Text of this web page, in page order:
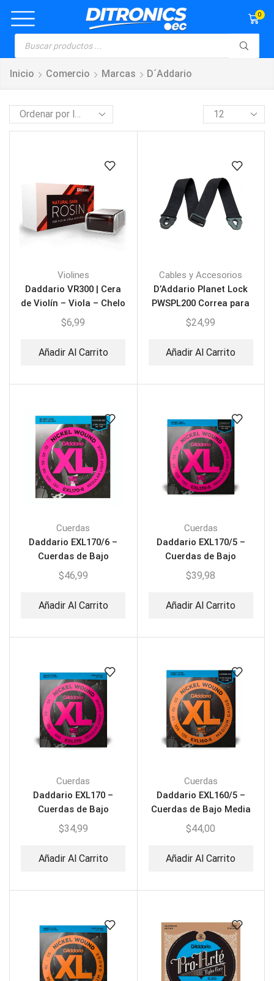
0
Inicio Comercio Marcas D´Addario
Violines
Daddario VR300 | Cera
de Violín – Viola – Chelo
$6,99
Añadir Al Carrito
Cables y Accesorios
D’Addario Planet Lock
PWSPL200 Correa para
Guitarra
$24,99
Añadir Al Carrito
Cuerdas
Daddario EXL170/6 –
Cuerdas de Bajo
$46,99
Añadir Al Carrito
Cuerdas
Daddario EXL170/5 –
Cuerdas de Bajo
$39,98
Añadir Al Carrito
Cuerdas
Daddario EXL170 –
Cuerdas de Bajo
$34,99
Añadir Al Carrito
Cuerdas
Daddario EXL160/5 –
Cuerdas de Bajo Media
Tensión
$44,00
Añadir Al Carrito